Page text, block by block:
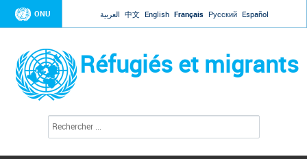
Jump to navigation
ONU العربية 中文 English Français Русский Español
Réfugiés et migrants
c